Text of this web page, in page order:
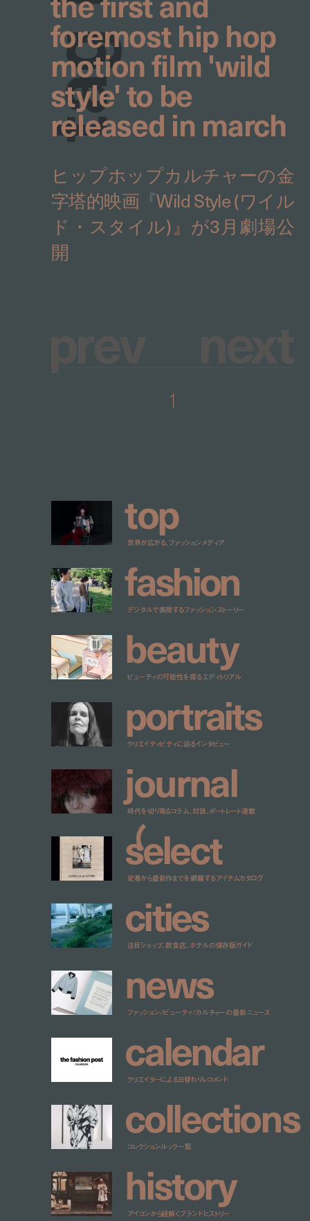
t
a
g
foremost hip hop
motion film 'wild
style' to be
released in march
1
top
世界が広がる、ファッションメディア
fashion
デジタルで表現するファッションストーリー
beauty
ビューティの可能性を探るエディトリアル
portraits
クリエイティビティに迫るインタビュー
journal
時代を切り取るコラム、対談、ポートレート連載
select
定番から最新作までを網羅するアイテムカタログ
cities
注目ショップ、飲食店、ホテルの保存版ガイド
news
ファッション/ビューティ/カルチャーの最新ニュース
calendar
クリエイターによる日替わりレコメンド
collections
コレクションルック一覧
history
アイコンから紐解くブランドヒストリー